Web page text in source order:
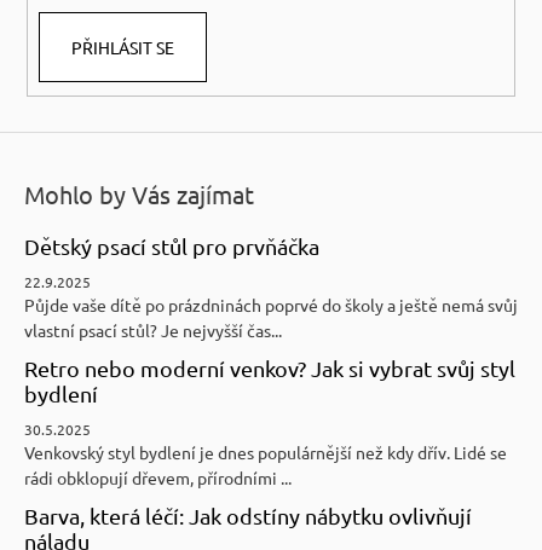
PŘIHLÁSIT SE
Mohlo by Vás zajímat
Dětský psací stůl pro prvňáčka
22.9.2025
Půjde vaše dítě po prázdninách poprvé do školy a ještě nemá svůj
vlastní psací stůl? Je nejvyšší čas...
Retro nebo moderní venkov? Jak si vybrat svůj styl
bydlení
30.5.2025
Venkovský styl bydlení je dnes populárnější než kdy dřív. Lidé se
rádi obklopují dřevem, přírodními ...
Barva, která léčí: Jak odstíny nábytku ovlivňují
náladu